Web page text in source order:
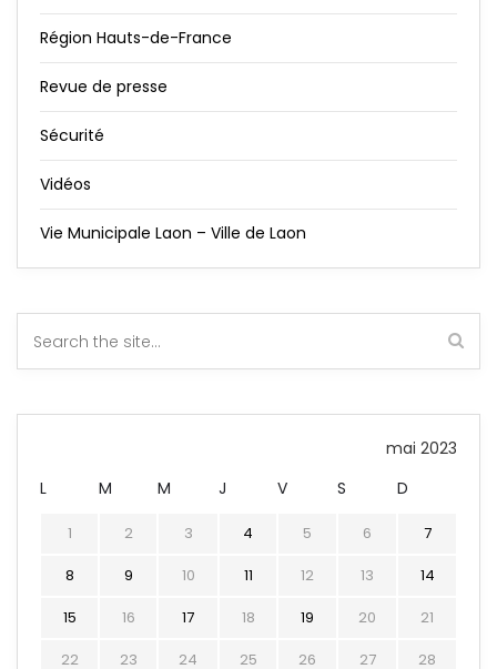
Région Hauts-de-France
Revue de presse
Sécurité
Vidéos
Vie Municipale Laon – Ville de Laon
mai 2023
L
M M J V S D
1 2 3 4 5 6
7
8
9 10 11 12 13
14
15
16 17 18 19 20
21
22
23 24 25 26 27 28